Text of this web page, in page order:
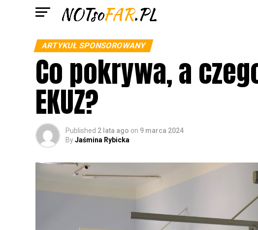
ARTYKUŁ SPONSOROWANY
Co pokrywa, a
EKUZ?
Published 2 lata ago on 9 marca 2024
ByJaśmina Rybicka